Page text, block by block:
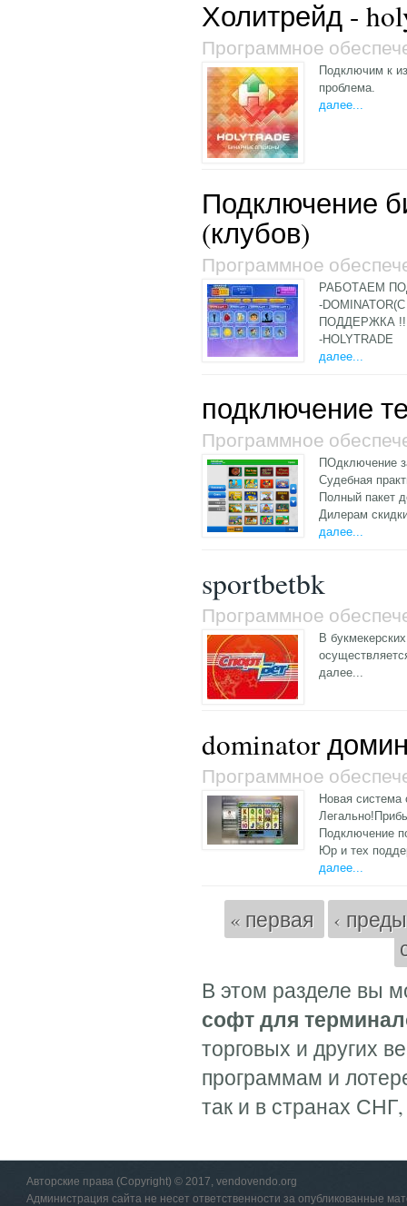
Холитрейд -
Программное
Подключим к
проблема.
далее...
Подключение
(клубов)
Программное
РАБОТАЕМ
-
ПОДДЕРЖКА
-HOLYTRADE
далее...
подключение
Программное
ПОдключение
Судебная
Полный пакет
Дилерам
далее...
sportbetbk
Программное
В
далее...
dominator
Программное
Новая система
Подключение
Юр и тех
далее...
Страницы
« первая
‹
В этом разделе вы
софт для
торговых и других
программам и
так и в странах
Авторские права (Copyright) © 2017, vendovendo.org
Администрация сайта не несет ответственности за опубликованные